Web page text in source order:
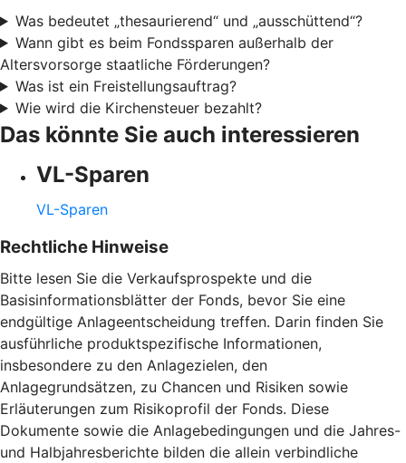
Was bedeutet „thesaurierend“ und „ausschüttend“?
Wann gibt es beim Fondssparen außerhalb der
Altersvorsorge staatliche Förderungen?
Was ist ein Freistellungsauftrag?
Wie wird die Kirchensteuer bezahlt?
Das könnte Sie auch interessieren
VL-Sparen
VL-Sparen
Rechtliche Hinweise
Bitte lesen Sie die Verkaufsprospekte und die
Basisinformationsblätter der Fonds, bevor Sie eine
endgültige Anlageentscheidung treffen. Darin finden Sie
ausführliche produktspezifische Informationen,
insbesondere zu den Anlagezielen, den
Anlagegrundsätzen, zu Chancen und Risiken sowie
Erläuterungen zum Risikoprofil der Fonds. Diese
Dokumente sowie die Anlagebedingungen und die Jahres-
und Halbjahresberichte bilden die allein verbindliche